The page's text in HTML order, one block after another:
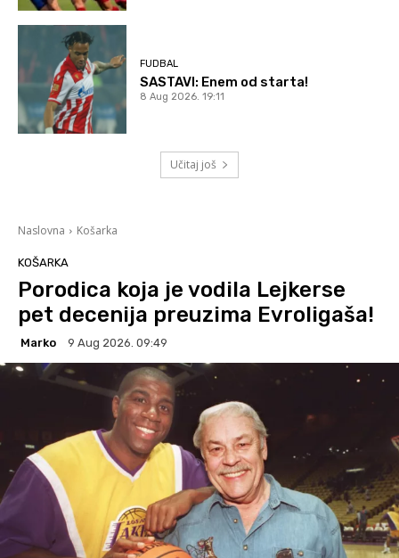
FUDBAL
SASTAVI: Enem od starta!
8 Aug 2026. 19:11
Učitaj još